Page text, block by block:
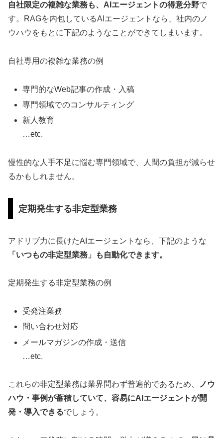
自社限定の複雑な業務も、AIエージェントの得意分野で
す。RAGを内包しているAIエージェントなら、社内のノ
ウハウをもとに下記のようなことができてしまいます。
自社専用の複雑な業務の例
専門的なWeb記事の作成・入稿
専門領域でのコンサルティング
新人教育
…etc.
慢性的な人手不足に悩む専門領域で、人間の負担が減らせ
るかもしれません。
定期発生する非定型業務
アドリブ力に長けたAIエージェントなら、下記のような
「いつもの非定型業務」も自動化できます。
定期発生する非定型業務の例
受発注業務
問い合わせ対応
メールマガジンの作成・送信
…etc.
これらの非定型業務は業界問わず普遍的であるため、
ノウ
ハウ・事例が蓄積していて、容易にAIエージェントが開
発・導入できるでしょう。